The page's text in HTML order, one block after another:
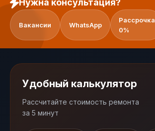
Нужна консультация?
Вакансии WhatsApp
Рассрочка
0%
Удобный калькулятор
Рассчитайте стоимость ремонта
за 5 минут